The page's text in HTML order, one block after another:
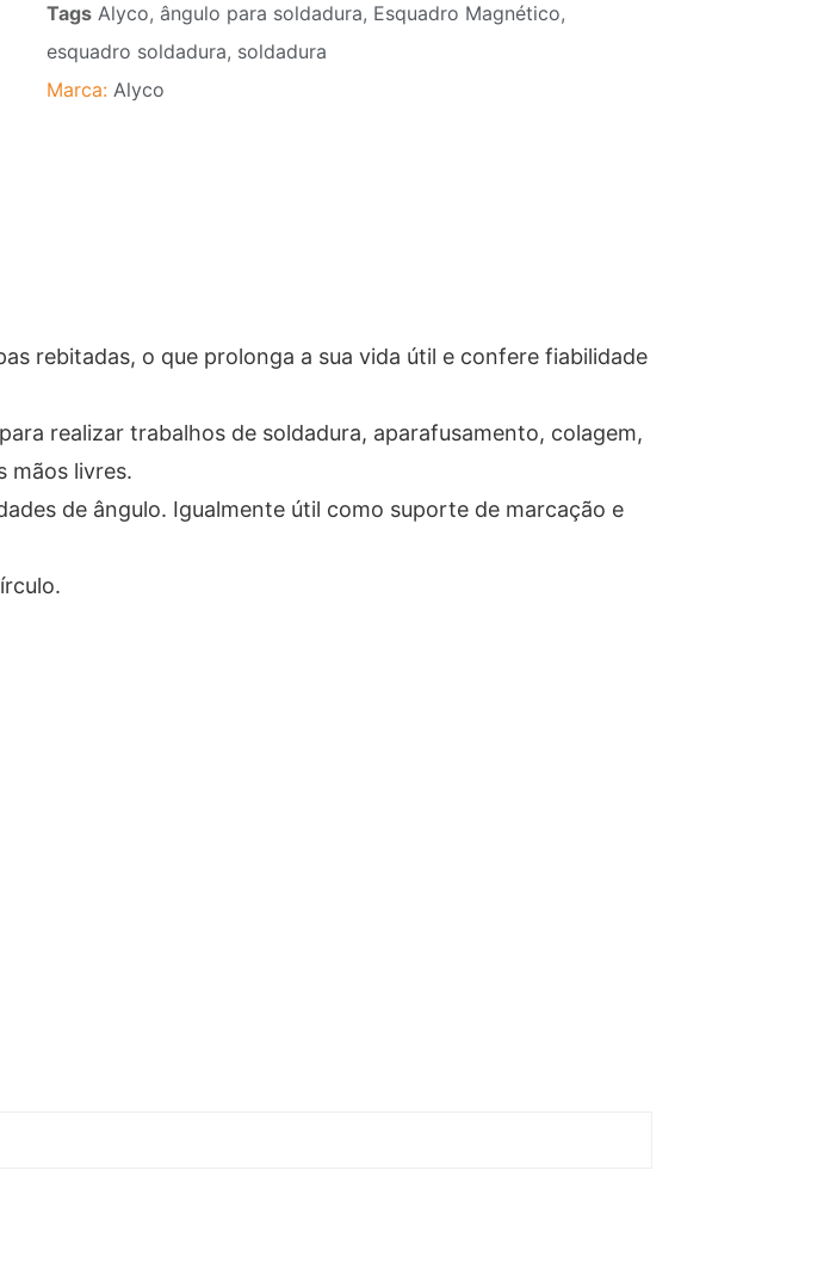
Tags Alyco, ângulo para soldadura, Esquadro Magnético,
esquadro soldadura, soldadura
Marca: Alyco
rebitadas, o que prolonga a sua vida útil e confere fiabilidade
realizar trabalhos de soldadura, aparafusamento, colagem,
mãos livres.
de ângulo. Igualmente útil como suporte de marcação e